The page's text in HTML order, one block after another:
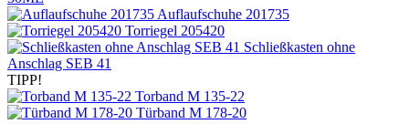
Auflaufschuhe 201735
Torriegel 205420
Schließkasten ohne
Anschlag SEB 41
TIPP!
Torband M 135-22
Türband M 178-20